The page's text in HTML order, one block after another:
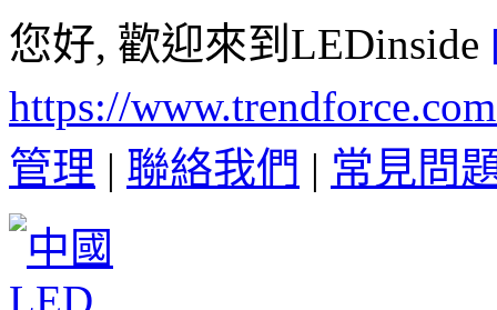
您好, 歡迎來到LEDinside
https://
管理 | 聯絡我們 | 常見問